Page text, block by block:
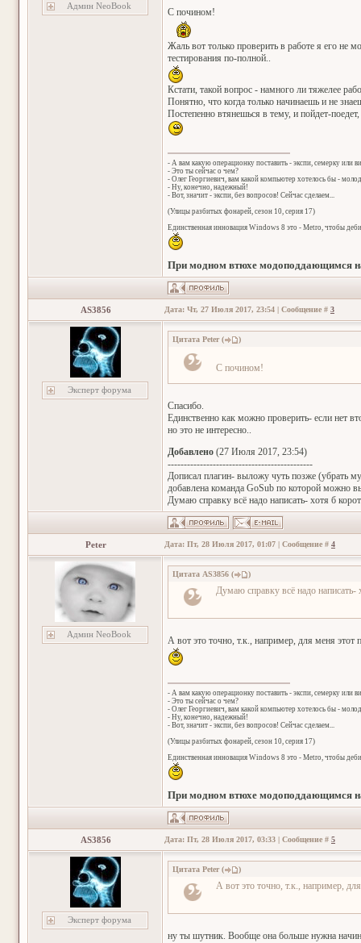
Админ NeoBook
С почином!
Жаль вот только проверить в работе я его не
тестирования по-полной..
Кстати, такой вопрос - намного ли тяжелее
Понятно, что когда только начинаешь и не
Постепенно втянешься в тему, и пойдет-
- А вам какую операционку поставить - экспи, семерку или
- Это ты сейчас о чем?
- Олег Георгиевич, вам какой компьютер хотелось бы -
- Ну, конечно, надежный!
- Вот, значит - экспи, без вопросов! Сейчас сделаем...
(Улицы разбитых фонарей, сезон 10, серия 17)
Единственная инновация Windows 8 это - Metro, чтобы
При модном втюхе модоподдающимся
AS3856 Дата: Чт, 27 Июля 2017, 23:54 | Сообщение # 3
Эксперт форума
Цитата Peter( )
С почином!
Спасибо.
Единственно как можно проверить- если нет
но это не интересно..
Добавлено (27 Июля 2017, 23:54)
---------------------------------------------
Дописал плагин- выложу чуть позже (убрать
добавлена команда GoSub по которой можно
Думаю справку всё надо написать- хотя б
Peter Дата: Пт, 28 Июля 2017, 01:07 | Сообщение # 4
Админ NeoBook
Цитата AS3856 ( )
Думаю справку всё надо написать-
А вот это точно, т.к., например, для меня
- А вам какую операционку поставить - экспи, семерку или
- Это ты сейчас о чем?
- Олег Георгиевич, вам какой компьютер хотелось бы -
- Ну, конечно, надежный!
- Вот, значит - экспи, без вопросов! Сейчас сделаем...
(Улицы разбитых фонарей, сезон 10, серия 17)
Единственная инновация Windows 8 это - Metro, чтобы
При модном втюхе модоподдающимся
AS3856 Дата: Пт, 28 Июля 2017, 03:33 | Сообщение # 5
Эксперт форума
Цитата Peter( )
А вот это точно, т.к., например,
ну ты шутник. Вообще она больше нужна